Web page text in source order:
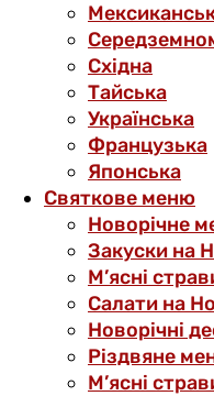
Східна
Тайська
Українська
Французька
Японська
Святкове меню
Новорічне
Закуски на
М’ясні
Салати на
Новорічні
Різдвяне
М’ясні